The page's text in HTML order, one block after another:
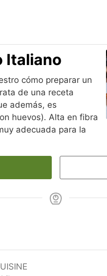
Italiano
cómo preparar un
de una receta
además, es
huevos). Alta en fibra
adecuada para la